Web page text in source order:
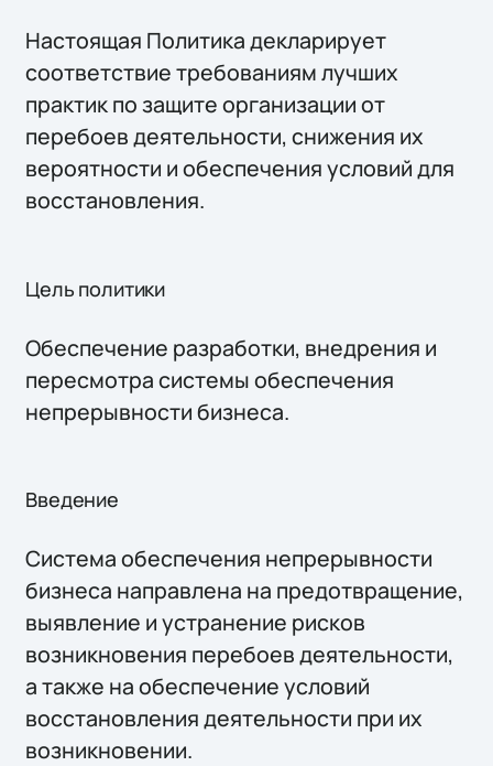
Настоящая Политика декларирует
соответствие требованиям лучших
практик по защите организации от
перебоев деятельности, снижения их
вероятности и обеспечения условий для
восстановления.
Цель политики
Обеспечение разработки, внедрения и
пересмотра системы обеспечения
непрерывности бизнеса.
Введение
Система обеспечения непрерывности
бизнеса направлена на предотвращение,
выявление и устранение рисков
возникновения перебоев деятельности,
а также на обеспечение условий
восстановления деятельности при их
возникновении.